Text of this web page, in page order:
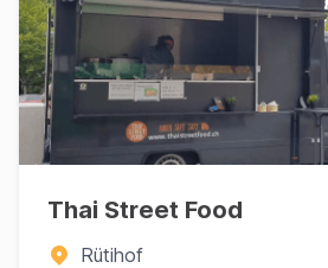
Thai Street Food
Rütihof